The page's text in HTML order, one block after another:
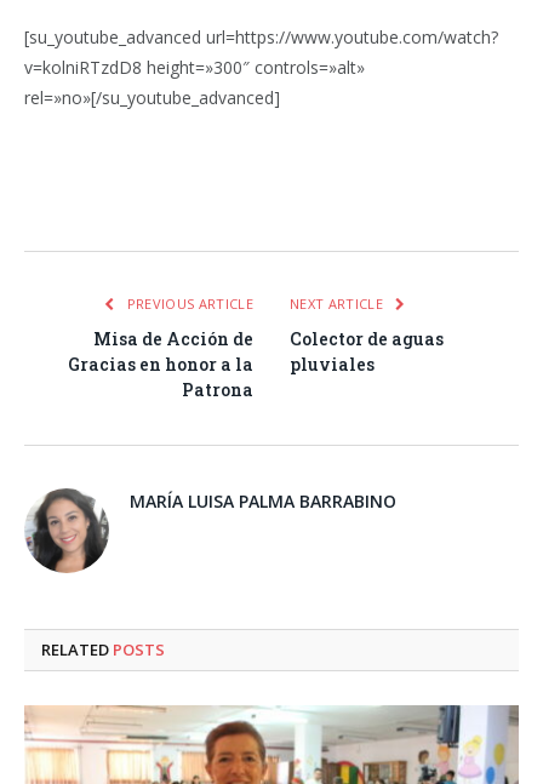
[su_youtube_advanced url=https://www.youtube.com/watch?
v=kolniRTzdD8 height=»300″ controls=»alt»
rel=»no»[/su_youtube_advanced]
PREVIOUS ARTICLE
Misa de Acción de
Gracias en honor a la
Patrona
NEXT ARTICLE
Colector de aguas
pluviales
MARÍA LUISA PALMA BARRABINO
RELATED POSTS